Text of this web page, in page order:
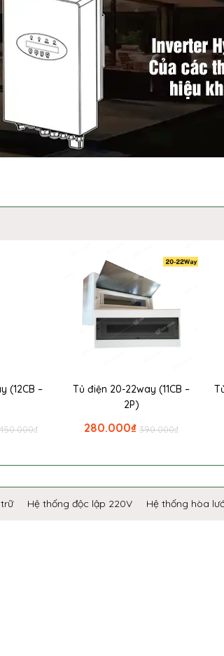
(12CB –
₫
450.000
Tủ điện 20-22way (11CB –
2P)
₫
390.000
₫
280.000
Hệ thống độc lập 220V Hệ thống hòa